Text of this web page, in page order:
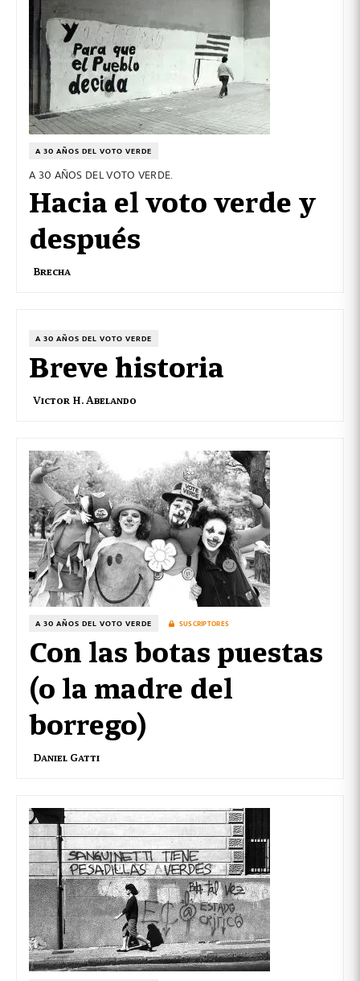
A 30 AÑOS DEL VOTO VERDE
A 30 AÑOS DEL VOTO VERDE.
Hacia el voto verde y
después
Brecha
A 30 AÑOS DEL VOTO VERDE
Breve historia
Victor H. Abelando
A 30 AÑOS DEL VOTO VERDE SUSCRIPTORES
Con las botas puestas
(o la madre del
borrego)
Daniel Gatti